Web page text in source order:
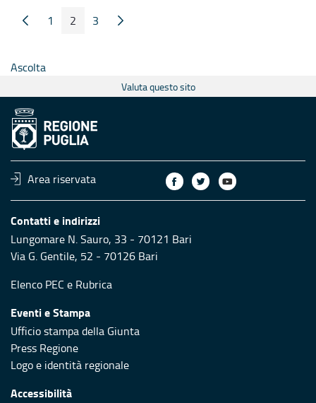
Pagina Precedente
Pagina
1 Pagina
2 Pagina
3 Pagina Seguente
Ascolta
Valuta questo sito
Area riservata
Contatti e indirizzi
Lungomare N. Sauro, 33 - 70121 Bari
Via G. Gentile, 52 - 70126 Bari
Elenco PEC e Rubrica
Eventi e Stampa
Ufficio stampa della Giunta
Press Regione
Logo e identità regionale
Accessibilità